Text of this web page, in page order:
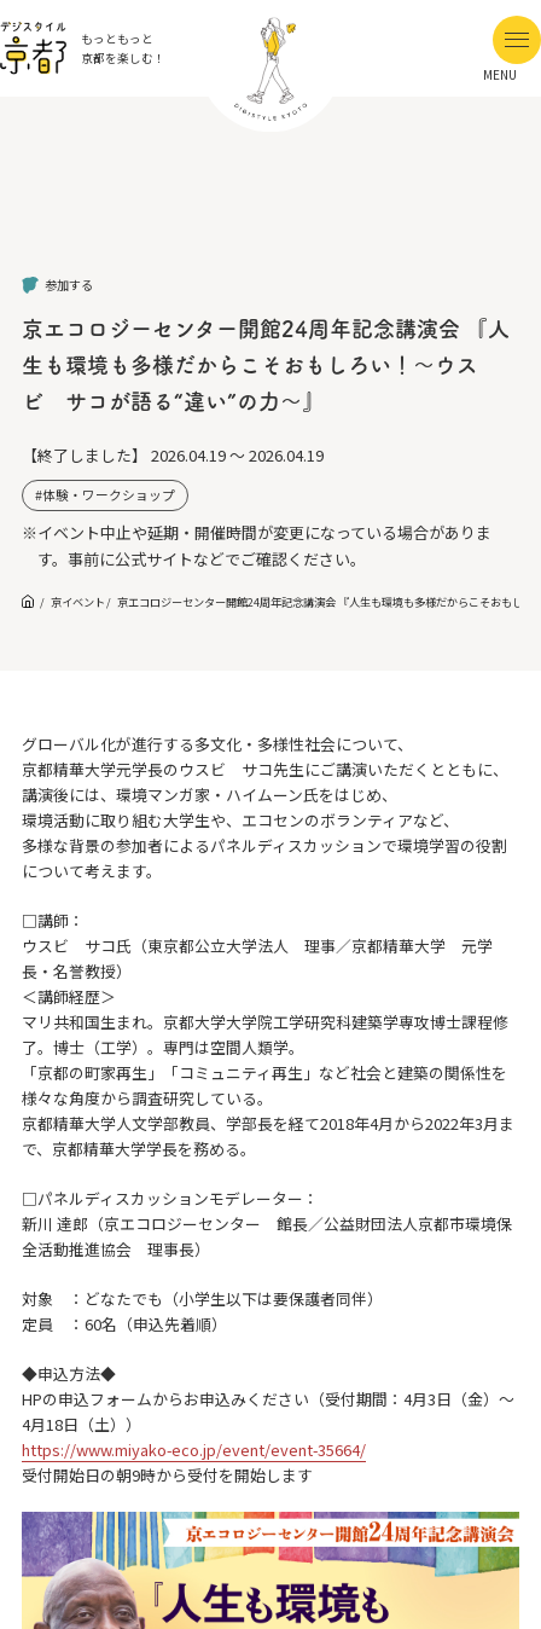
もっともっと
京都を楽しむ！
MENU
参加する
京エコロジーセンター開館24周年記念講演会 『人
生も環境も多様だからこそおもしろい！～ウス
ビ サコが語る“違い”の力～』
【終了しました】 2026.04.19 ～ 2026.04.19
体験・ワークショップ
※イベント中止や延期・開催時間が変更になっている場合がありま
す。事前に公式サイトなどでご確認ください。
京イベント 京エコロジーセンター開館24周年記念講演会 『人生も環境も多様だからこそおもし
グローバル化が進行する多文化・多様性社会について、
京都精華大学元学長のウスビ サコ先生にご講演いただくとともに、
講演後には、環境マンガ家・ハイムーン氏をはじめ、
環境活動に取り組む大学生や、エコセンのボランティアなど、
多様な背景の参加者によるパネルディスカッションで環境学習の役割
について考えます。
□講師：
ウスビ サコ氏（東京都公立大学法人 理事／京都精華大学 元学
長・名誉教授）
＜講師経歴＞
マリ共和国生まれ。京都大学大学院工学研究科建築学専攻博士課程修
了。博士（工学）。専門は空間人類学。
「京都の町家再生」「コミュニティ再生」など社会と建築の関係性を
様々な角度から調査研究している。
京都精華大学人文学部教員、学部長を経て2018年4月から2022年3月ま
で、京都精華大学学長を務める。
□パネルディスカッションモデレーター：
新川 達郎（京エコロジーセンター 館長／公益財団法人京都市環境保
全活動推進協会 理事長）
対象 ：どなたでも（小学生以下は要保護者同伴）
定員 ：60名（申込先着順）
◆申込方法◆
HPの申込フォームからお申込みください（受付期間：4月3日（金）～
4月18日（土））
https://www.miyako-eco.jp/event/event-35664/
受付開始日の朝9時から受付を開始します